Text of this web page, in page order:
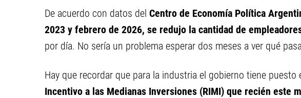
De acuerdo con datos del Centro de Economía Política
2023 y febrero de 2026, se redujo la cantidad de
por día. No sería un problema esperar dos meses a ver qué
Hay que recordar que para la industria el gobierno tiene puesto
Incentivo a las Medianas Inversiones (RIMI) que recién este